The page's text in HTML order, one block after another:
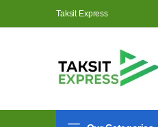
Taksit Express